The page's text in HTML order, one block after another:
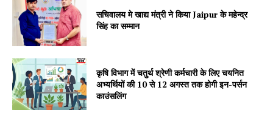
Company
सचिवालय मे खाद्य मंत्री ने किया Jaipur के महेन्द्र
सिंह का सम्मान
कृषि विभाग में चतुर्थ श्रेणी कर्मचारी के लिए चयनित
अभ्यर्थियों की 10 से 12 अगस्त तक होगी इन-पर्सन
काउंसलिंग